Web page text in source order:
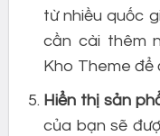
từ nhiều quốc
cần cài thêm
Kho Theme để
Hiển thị sản
của bạn sẽ